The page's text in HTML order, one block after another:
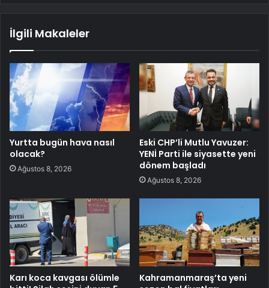
İlgili Makaleler
Yurtta bugün hava nasıl
olacak?
Ağustos 8, 2026
Eski CHP’li Mutlu Yavuzer:
YENİ Parti ile siyasette yeni
dönem başladı
Ağustos 8, 2026
Karı koca kavgası ölümle
Kahramanmaraş’ta yeni